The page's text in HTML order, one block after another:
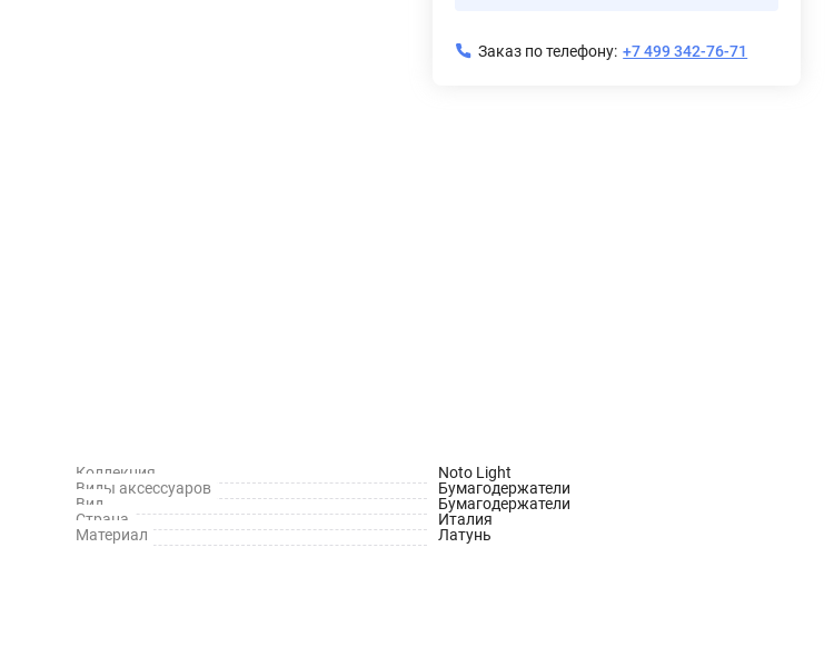
Заказ по телефону: +7 499 342-76-71
Коллекция
Noto Light
Виды аксессуаров
Бумагодержатели
Вид
Бумагодержатели
Страна
Италия
Материал
Латунь